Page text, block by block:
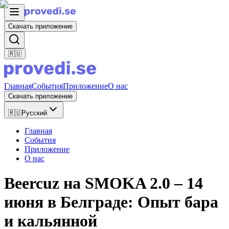
Скачать приложение
🇷🇺
ГлавнаяСобытияПриложениеО нас
Скачать приложение
🇷🇺Русский
Главная
События
Приложение
О нас
Beercuz на SMOKA 2.0 – 14
июня в Белграде: Опыт бара
и кальянной